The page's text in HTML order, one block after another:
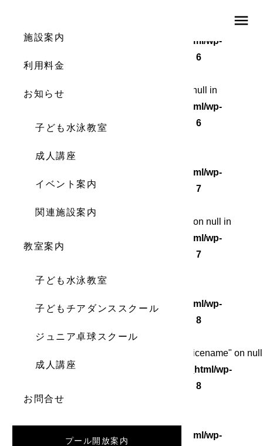
menu
施設案内
利用料金
お知らせ
子ども水泳教室
成人講座
イベント案内
関連施設案内
教室案内
子ども水泳教室
子どもチアダンススクール
ジュニア卓球スクール
成人講座
お問合せ
プール開放案内
/home/wordstock/numasupo.com/public_html/wp-
6
Warning: Attempt to read property "cat_ID" on null in
/home/wordstock/numasupo.com/public_html/wp-
content/themes/numaspo/single.php
6
Warning: Undefined array key 0 in
/home/wordstock/numasupo.com/public_html/wp-
content/themes/numaspo/single.php
7
: Attempt to read property "cat_name" on null in
/home/wordstock/numasupo.com/public_html/wp-
content/themes/numaspo/single.php
7
: Undefined array key 0 in
/home/wordstock/numasupo.com/public_html/wp-
8
: Attempt to read property "category_nicename" on null
/home/wordstock/numasupo.com/public_html/wp-
8
/home/wordstock/numasupo.com/public_html/wp-